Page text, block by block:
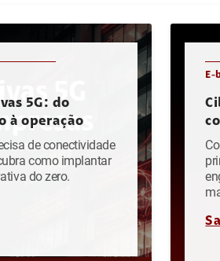
5G: do
à operação
de conectividade
como implantar
do zero.
E-